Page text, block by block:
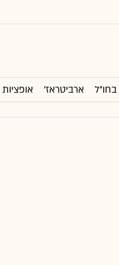
בחו"ל ארביטראז' אופציות